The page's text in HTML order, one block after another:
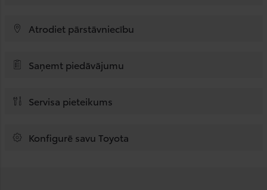
Atrodiet pārstāvniecību
Saņemt piedāvājumu
Servisa pieteikums
Konfigurē savu Toyota